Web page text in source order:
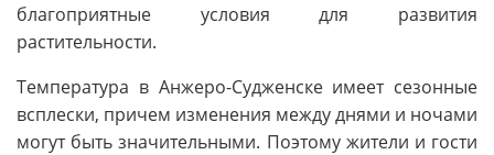
благоприятные условия для развития
растительности.
Температура в Анжеро-Судженске имеет сезонные
всплески, причем изменения между днями и ночами
могут быть значительными. Поэтому жители и гости